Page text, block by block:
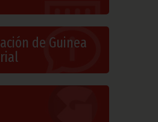
de Guinea